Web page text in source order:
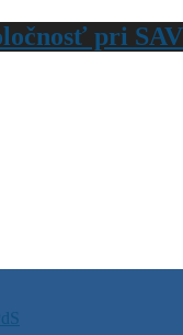
pri SAV